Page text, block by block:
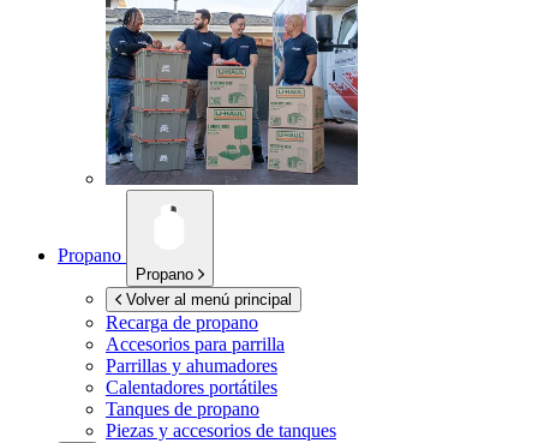
Propano
Propano
Volver al menú principal
Recarga de propano
Accesorios para parrilla
Parrillas y ahumadores
Calentadores portátiles
Tanques de propano
Piezas y accesorios de tanques